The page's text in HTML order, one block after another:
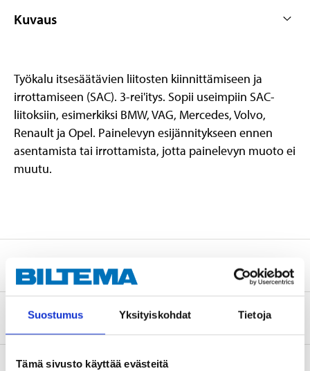
Suostumus Yksityiskohdat Tietoja
Tämä sivusto käyttää evästeitä
Kuvaus
Työkalu itsesäätävien liitosten kiinnittämiseen ja
irrottamiseen (SAC). 3-rei'itys. Sopii useimpiin SAC-
liitoksiin, esimerkiksi BMW, VAG, Mercedes, Volvo,
Renault ja Opel. Painelevyn esijännitykseen ennen
asentamista tai irrottamista, jotta painelevyn muoto ei
muutu.
Turvallisuustiedot ja muut asiakirjat
Tietoa valmistajasta